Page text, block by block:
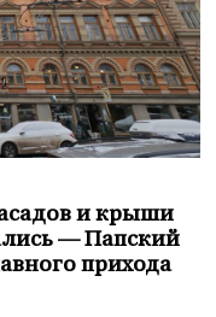
и крыши
— Папский
прихода